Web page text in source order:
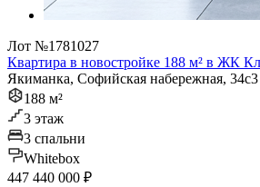
Лот №1781027
Квартира в новостройке 188 м² в ЖК
Якиманка, Софийская набережная, 34с3
188 м²
3 этаж
3 спальни
Whitebox
447 440 000 ₽